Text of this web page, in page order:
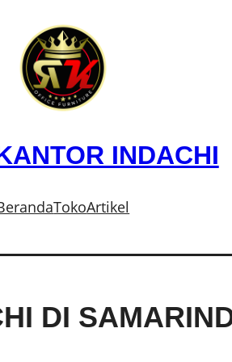
INDACHI
TokoArtikel
DI